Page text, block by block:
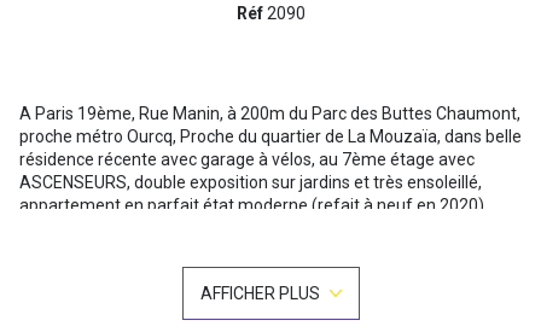
Réf2090
A Paris 19ème, Rue Manin, à 200m du Parc des Buttes Chaumont,
proche métro Ourcq, Proche du quartier de La Mouzaïa, dans belle
résidence récente avec garage à vélos, au 7ème étage avec
ASCENSEURS, double exposition sur jardins et très ensoleillé,
appartement en parfait état moderne (refait à neuf en 2020),
parking en option. Appartement avec plan en étoile (entrée qui
dessert toutes les pièces) 47,10m² Carrez, comprenant : Entrée
avec porte blindée et insonorisée, beau séjour de 33m² de beau
AFFICHER PLUS